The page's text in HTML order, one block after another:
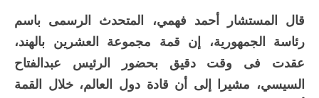
السيسي
تحدث
بصوت
إفريقيا
في
قمة
العشرين
مغلقة
قال المستشار أحمد فهمي، المتحدث الرسمى باسم
رئاسة الجمهورية، إن قمة مجموعة العشرين بالهند،
عقدت فى وقت دقيق بحضور الرئيس عبدالفتاح
السيسي، مشيرا إلى أن قادة دول العالم، خلال القمة